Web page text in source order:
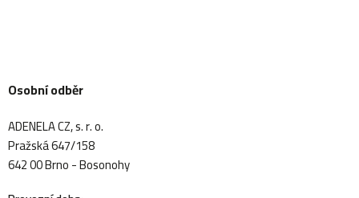
Osobní odběr
ADENELA CZ, s. r. o.
Pražská 647/158
642 00 Brno - Bosonohy